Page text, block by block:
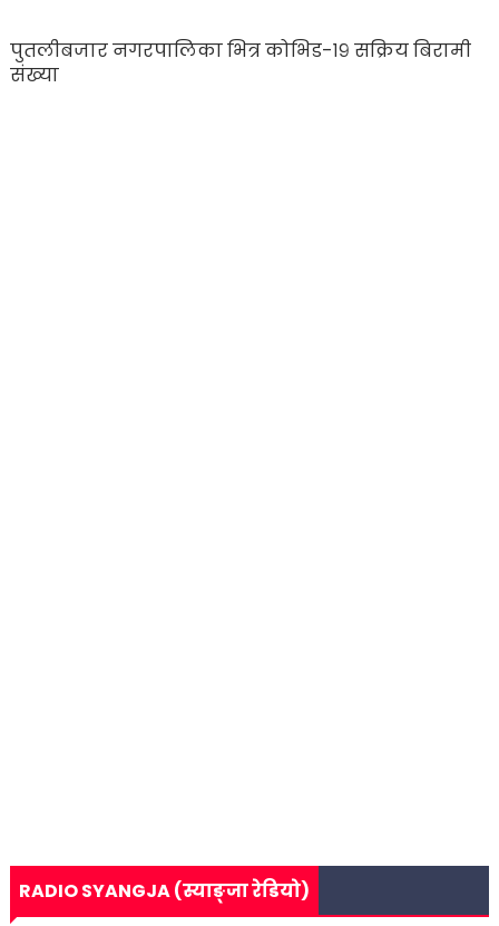
पुतलीबजार नगरपालिका भित्र कोभिड-१९ सक्रिय बिरामी
संख्या
RADIO SYANGJA (स्याङ्जा रेडियो)